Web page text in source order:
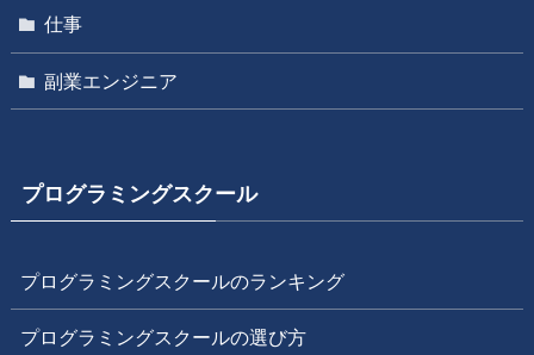
仕事
副業エンジニア
プログラミングスクール
プログラミングスクールのランキング
プログラミングスクールの選び方